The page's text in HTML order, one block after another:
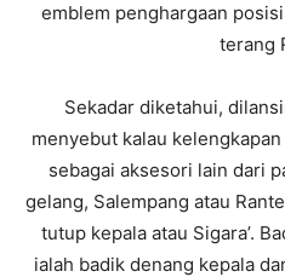
emblem penghargaan
terang
Sekadar diketahui,
menyebut kalau
sebagai aksesori lain dari
gelang, Salempang atau
tutup kepala atau Sigara’.
ialah badik denang kepala